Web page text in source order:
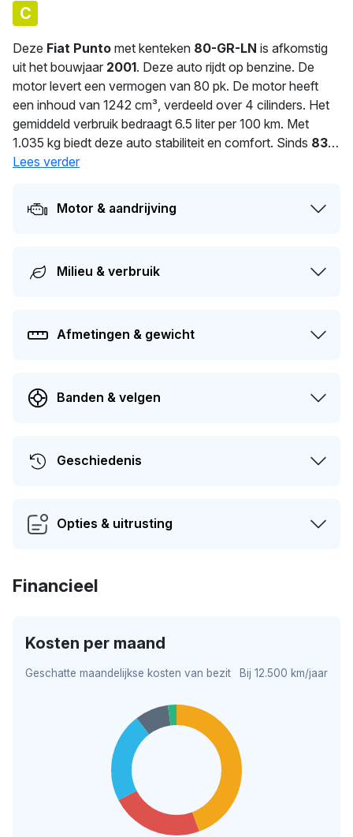
C
Deze Fiat Punto met kenteken 80-GR-LN is afkomstig
uit het bouwjaar 2001. Deze auto rijdt op benzine. De
motor levert een vermogen van 80 pk. De motor heeft
een inhoud van 1242 cm³, verdeeld over 4 cilinders. Het
gemiddeld verbruik bedraagt 6.5 liter per 100 km. Met
1.035 kg biedt deze auto stabiliteit en comfort. Sinds 83
dagen wordt deze auto bereden door de huidige eigenaar.
2026. De auto heeft sinds de registratie 4 keer van
eigenaar gewisseld.
Lees verder
Motor & aandrijving
Milieu & verbruik
Afmetingen & gewicht
Banden & velgen
Geschiedenis
Opties & uitrusting
Financieel
Kosten per maand
Geschatte maandelijkse kosten van bezit Bij 12.500 km/jaar